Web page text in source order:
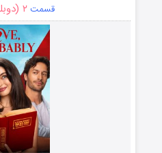
قسمت ۲ (دوبله)